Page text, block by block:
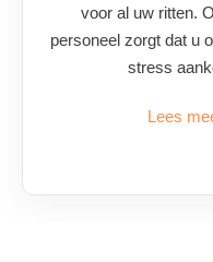
voor al uw ritten.
personeel zorgt dat u
stress
Lees